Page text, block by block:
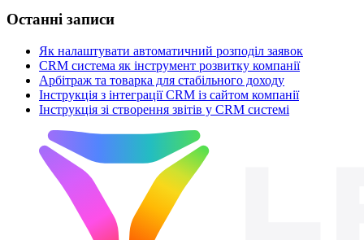
Останні записи
Як налаштувати автоматичний розподіл заявок
CRM система як інструмент розвитку компанії
Арбітраж та товарка для стабільного доходу
Інструкція з інтеграції CRM із сайтом компанії
Інструкція зі створення звітів у CRM системі